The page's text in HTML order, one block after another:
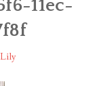
11ec-
Lily